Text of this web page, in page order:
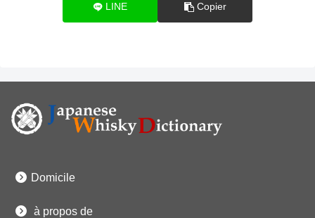
LINE Copier
Domicile
à propos de